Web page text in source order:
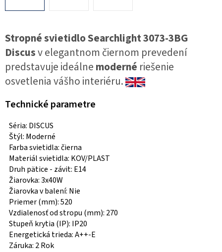
Stropné svietidlo Searchlight 3073-3BG
Discusv elegantnom čiernom prevedení
predstavuje ideálnemoderné riešenie
osvetlenia vášho interiéru.
Technické parametre
Séria: DISCUS
Štýl: Moderné
Farba svietidla: čierna
Materiál svietidla: KOV/PLAST
Druh pätice - závit: E14
Žiarovka: 3x40W
Žiarovka v balení: Nie
Priemer (mm): 520
Vzdialenosť od stropu (mm): 270
Stupeň krytia (IP): IP20
Energetická trieda: A++-E
Záruka: 2 Rok